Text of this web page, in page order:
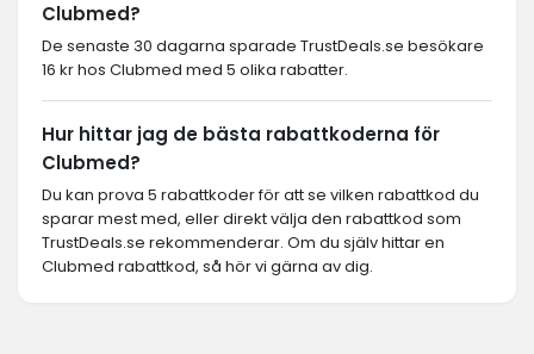
Clubmed?
De senaste 30 dagarna sparade TrustDeals.se besökare
16 kr hos Clubmed med 5 olika rabatter.
Hur hittar jag de bästa rabattkoderna för
Clubmed?
Du kan prova 5 rabattkoder för att se vilken rabattkod du
sparar mest med, eller direkt välja den rabattkod som
TrustDeals.se rekommenderar. Om du själv hittar en
Clubmed rabattkod, så hör vi gärna av dig.